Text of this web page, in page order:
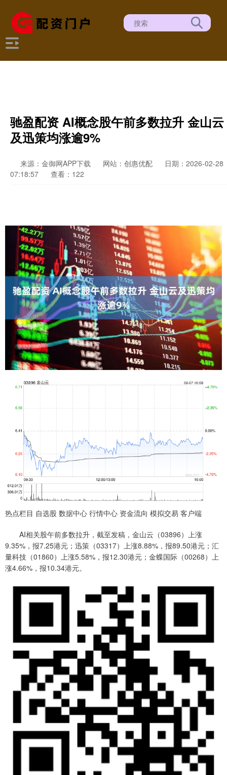
驰盈配资 AI概念股午前多数拉升 金山云
及迅策均涨逾9%
来源：金御网APP下载 网站：创惠优配
日期：2026-02-28
07:18:57
查看：122
热点栏目 自选股 数据中心 行情中心 资金流向 模拟交易 客户端
AI相关股午前多数拉升，截至发稿，金山云（03896）上涨
9.35%，报7.25港元；迅策（03317）上涨8.88%，报89.50港元；汇
量科技（01860）上涨5.58%，报12.30港元；金蝶国际（00268）上
涨4.66%，报10.34港元。